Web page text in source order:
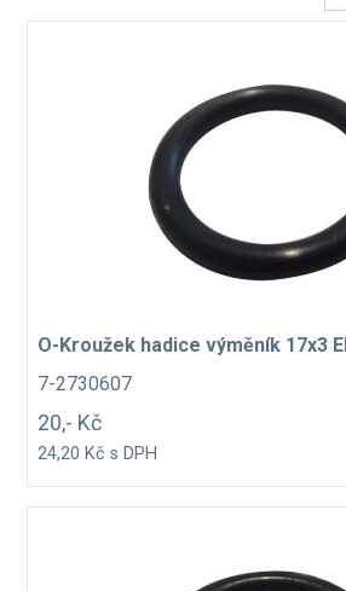
O-Kroužek hadice výměník 17x3
7-2730607
20,- Kč
24,20 Kč s DPH